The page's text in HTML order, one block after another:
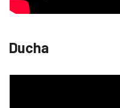
Ducha